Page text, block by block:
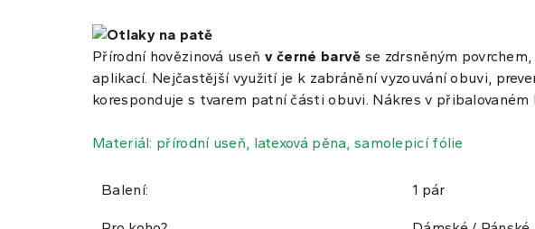
Přírodní hovězinová useň v černé barvě se zdrsněným
aplikací. Nejčastější využití je k zabránění vyzouvání obuvi,
koresponduje s tvarem patní části obuvi. Nákres v
Materiál: přírodní useň, latexová pěna, samolepicí fólie
Balení: 1 pár